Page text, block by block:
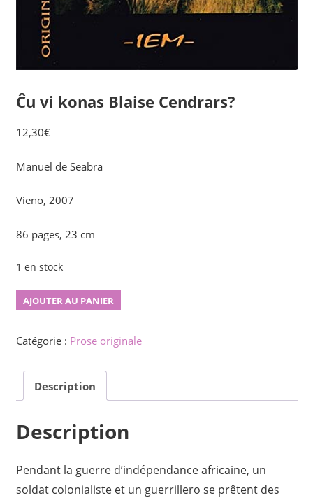
Ĉu vi konas Blaise Cendrars?
12,30€
Manuel de Seabra
Vieno, 2007
86 pages, 23 cm
1 en stock
quantité
Ĉu
konas
Blaise
AJOUTER AU PANIER
Catégorie : Prose originale
Description
Description
Pendant la guerre d’indépendance africaine, un
soldat colonialiste et un guerrillero se prêtent des